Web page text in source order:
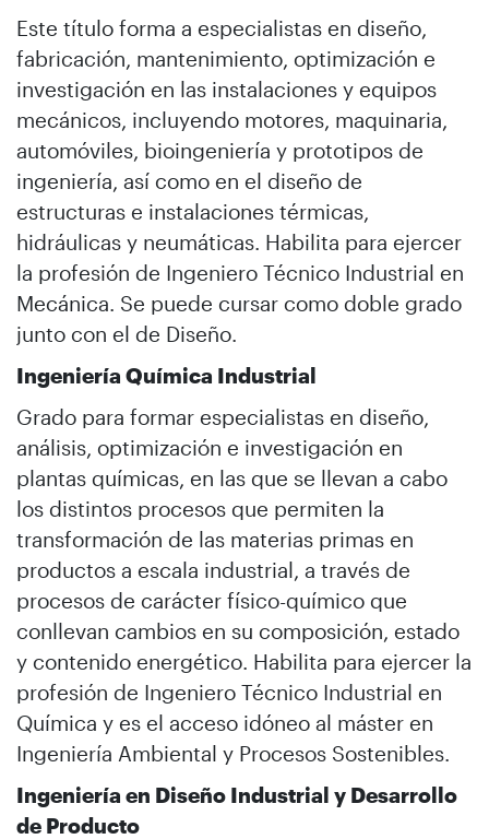
Este título forma a especialistas en diseño,
fabricación, mantenimiento, optimización e
investigación en las instalaciones y equipos
mecánicos, incluyendo motores, maquinaria,
automóviles, bioingeniería y prototipos de
ingeniería, así como en el diseño de
estructuras e instalaciones térmicas,
hidráulicas y neumáticas. Habilita para ejercer
la profesión de Ingeniero Técnico Industrial en
Mecánica. Se puede cursar como doble grado
junto con el de Diseño.
Ingeniería Química Industrial
Grado para formar especialistas en diseño,
análisis, optimización e investigación en
plantas químicas, en las que se llevan a cabo
los distintos procesos que permiten la
transformación de las materias primas en
productos a escala industrial, a través de
procesos de carácter físico-químico que
conllevan cambios en su composición, estado
y contenido energético. Habilita para ejercer la
profesión de Ingeniero Técnico Industrial en
Química y es el acceso idóneo al máster en
Ingeniería Ambiental y Procesos Sostenibles.
Ingeniería en Diseño Industrial y Desarrollo
de Producto